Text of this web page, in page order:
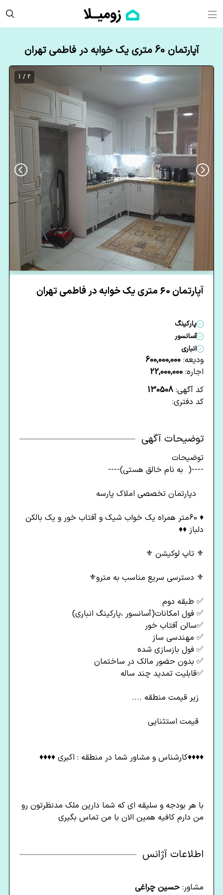
آپارتمان 60 متری یک خوابه در فاطمی تهران
2 / 1
آپارتمان 60 متری یک خوابه در فاطمی تهران
پارکینگ
آسانسور
انباری
ودیعه: 600,000,000
اجاره: 22,000,000
کد آگهی: 130508
کد دفتری:
توضیحات آگهی
توضیحات
--️️️️--( ️️️ به نام خالق هستی️️️)-️️️️---
️ ️ ️️ دپارتمان تخصصی املاک پارسه ️️️️
♦️ 60متر همراه یک خواب شیک و آفتاب خور و یک بالکن
دلباز ♦️♦️
️️⚜️ تاپ لوکیشن ⚜️
⚜️ دسترسی سریع مناسب به مترو⚜️
✅️ طبقه دوم
✅️ فول امکانات(آسانسور ،پارکینگ انباری)
✅️سالن آفتاب خور
✅️ مهندسی ساز
✅️ فول بازسازی شده
✅️ بدون حضور مالک در ساختمان‌
✅️قابلیت تمدید چند ساله
️️️️️ ️️ زیر قیمت منطقه ....️️️️️ ️️️️️
️️ ️ ️️️️قیمت استثنایی ️️️️️️️️️️️
♦️♦️♦️♦️کارشناس و مشاور شما در منطقه : اکبری ♦️♦️♦️♦️
با هر بودجه و سلیقه ای که شما دارین ملک مدنظرتون رو
من دارم کافیه همین الان با من تماس بگیری
اطلاعات آژانس
مشاور: حسین چراغی